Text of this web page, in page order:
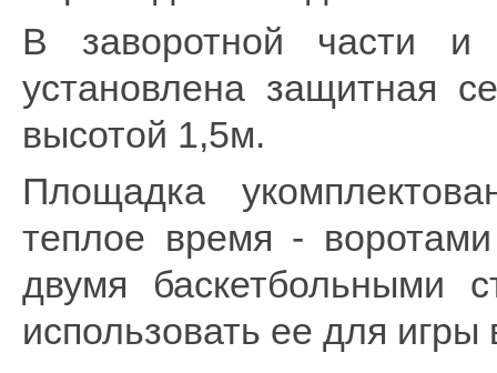
В заворотной части и
установлена защитная
высотой 1,5м.
Площадка
теплое время -
двумя баскетбольными
использовать ее для игры